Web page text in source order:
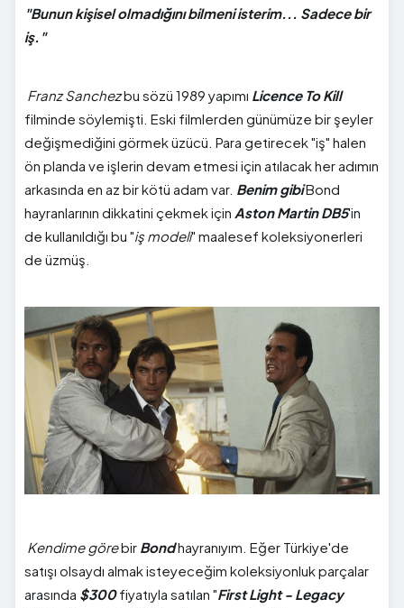
"Bunun kişisel olmadığını bilmeni isterim... Sadece bir
iş."
Franz Sanchezbu sözü 1989 yapımı Licence To Kill
filminde söylemişti. Eski filmlerden günümüze bir şeyler
değişmediğini görmek üzücü. Para getirecek "iş" halen
ön planda ve işlerin devam etmesi için atılacak her adımın
arkasında en az bir kötü adam var. Benim gibiBond
hayranlarının dikkatini çekmek için Aston Martin DB5'in
de kullanıldığı bu "iş modeli" maalesef koleksiyonerleri
de üzmüş.
Kendime görebir Bondhayranıyım. Eğer Türkiye'de
satışı olsaydı almak isteyeceğim koleksiyonluk parçalar
arasında $300fiyatıyla satılan "First Light - Legacy